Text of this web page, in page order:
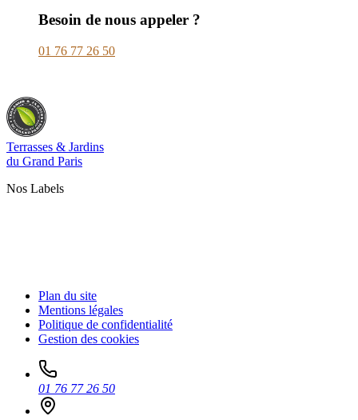
Besoin de nous appeler ?
01 76 77 26 50
Terrasses & Jardins
du Grand Paris
Nos Labels
Plan du site
Mentions légales
Politique de confidentialité
Gestion des cookies
01 76 77 26 50